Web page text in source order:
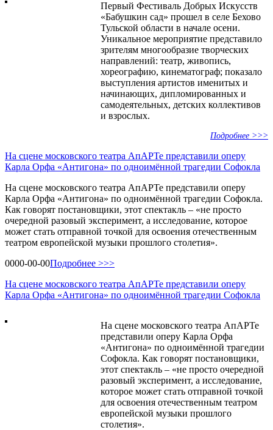
Первый Фестиваль Добрых Искусств
«Бабушкин сад» прошел в селе Бехово
Тульской области в начале осени.
Уникальное мероприятие представило
зрителям многообразие творческих
направлений: театр, живопись,
хореографию, кинематограф; показало
выступления артистов именитых и
начинающих, дипломированных и
самодеятельных, детских коллективов
и взрослых.
Подробнее >>>
На сцене московского театра АпАРТе представили оперу
Карла Орфа «Антигона» по одноимённой трагедии Софокла
На сцене московского театра АпАРТе представили оперу
Карла Орфа «Антигона» по одноимённой трагедии Софокла.
Как говорят постановщики, этот спектакль – «не просто
очередной разовый эксперимент, а исследование, которое
может стать отправной точкой для освоения отечественным
театром европейской музыки прошлого столетия».
0000-00-00Подробнее >>>
На сцене московского театра АпАРТе представили оперу
Карла Орфа «Антигона» по одноимённой трагедии Софокла
На сцене московского театра АпАРТе
представили оперу Карла Орфа
«Антигона» по одноимённой трагедии
Софокла. Как говорят постановщики,
этот спектакль – «не просто очередной
разовый эксперимент, а исследование,
которое может стать отправной точкой
для освоения отечественным театром
европейской музыки прошлого
столетия».